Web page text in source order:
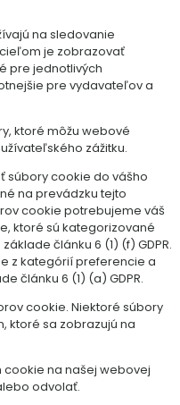
na sledovanie
je zobrazovať
pre jednotlivých
pre vydavateľov a
ktoré môžu webové
zážitku.
súbory cookie do vášho
na prevádzku tejto
cookie potrebujeme váš
ktoré sú kategorizované
článku 6 (1) (f) GDPR.
z kategórií preferencie a
článku 6 (1) (a) GDPR.
cookie. Niektoré súbory
ktoré sa zobrazujú na
cookie na našej webovej
odvolať.